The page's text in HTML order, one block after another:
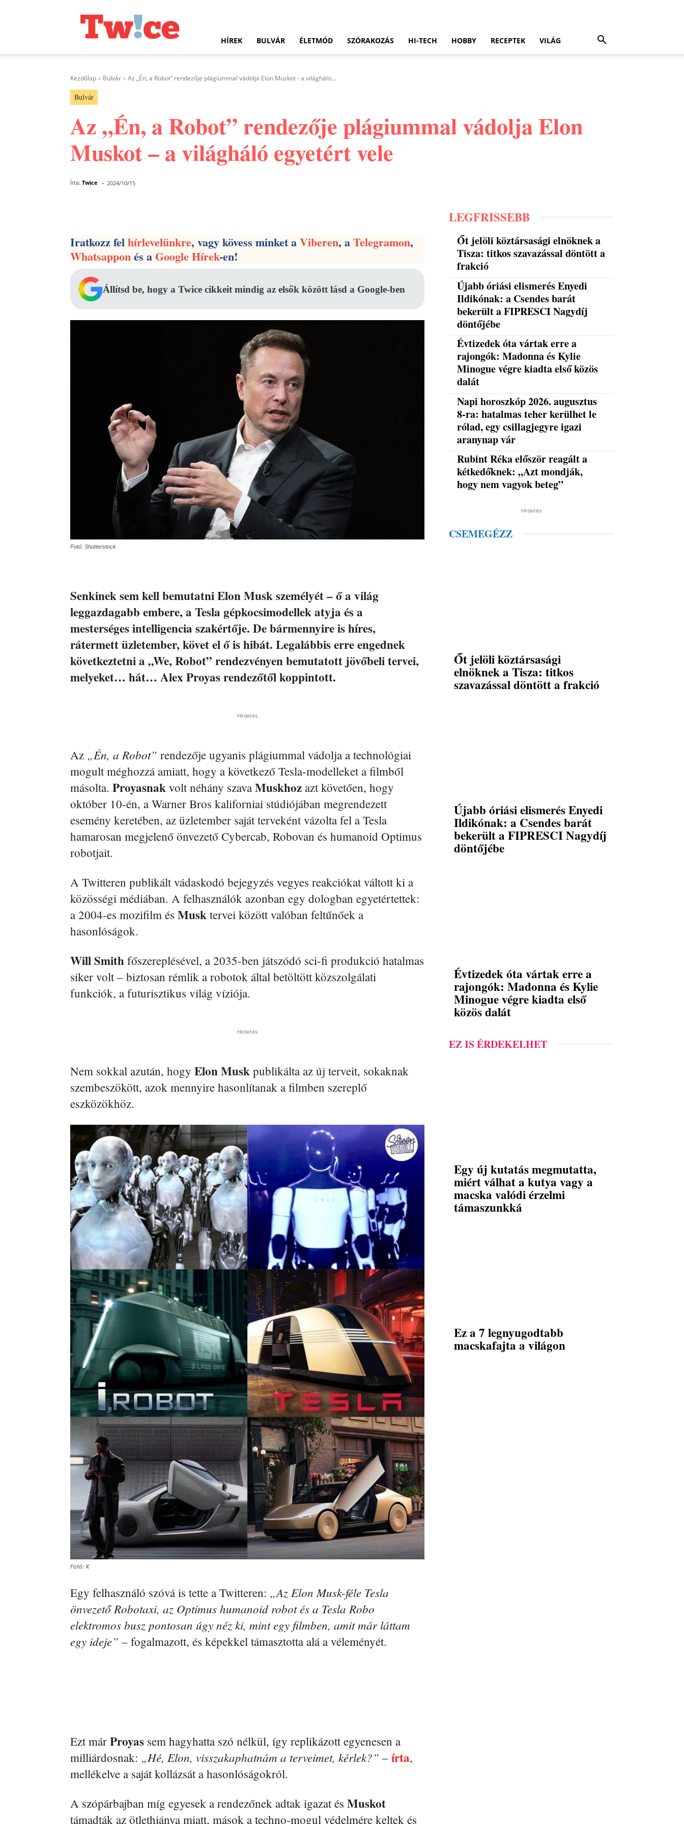
HÍREK BULVÁR ÉLETMÓD SZÓRAKOZÁS HI-TECH HOBBY RECEPTEK VILÁG
Kezdőlap Bulvár Az „Én, a Robot” rendezője plágiummal vádolja Elon Muskot - a világháló...
Bulvár
Az „Én, a Robot” rendezője plágiummal vádolja Elon
Muskot – a világháló egyetért vele
Írta: Twice - 2024/10/15
Iratkozz felhírlevelünkre, vagy kövess minket aViberen, aTelegramon,
Whatsapponés aGoogle Hírek-en!
Állítsd be, hogy a Twice cikkeit mindig az elsők között lásd a Google-ben
Fotó: Shutterstock
Senkinek sem kell bemutatni Elon Musk személyét – ő a világ
leggazdagabb embere, a Tesla gépkocsimodellek atyja és a
mesterséges intelligencia szakértője. De bármennyire is híres,
rátermett üzletember, követ el ő is hibát. Legalábbis erre engednek
következtetni a „We, Robot” rendezvényen bemutatott jövőbeli tervei,
melyeket… hát… Alex Proyas rendezőtől koppintott.
Hirdetés
Az „Én, a Robot” rendezője ugyanis plágiummal vádolja a technológiai
mogult méghozzá amiatt, hogy a következő Tesla-modelleket a filmből
másolta. Proyasnak volt néhány szava Muskhoz azt követően, hogy
október 10-én, a Warner Bros kaliforniai stúdiójában megrendezett
esemény keretében, az üzletember saját terveként vázolta fel a Tesla
hamarosan megjelenő önvezető Cybercab, Robovan és humanoid Optimus
robotjait.
A Twitteren publikált vádaskodó bejegyzés vegyes reakciókat váltott ki a
közösségi médiában. A felhasználók azonban egy dologban egyetértettek:
a 2004-es mozifilm és Musk tervei között valóban feltűnőek a
hasonlóságok.
Will Smith főszereplésével, a 2035-ben játszódó sci-fi produkció hatalmas
siker volt – biztosan rémlik a robotok által betöltött közszolgálati
funkciók, a futurisztikus világ víziója.
Hirdetés
Nem sokkal azután, hogy Elon Musk publikálta az új terveit, sokaknak
szembeszökött, azok mennyire hasonlítanak a filmben szereplő
eszközökhöz.
Fotó: X
Egy felhasználó szóvá is tette a Twitteren: „Az Elon Musk-féle Tesla
önvezető Robotaxi, az Optimus humanoid robot és a Tesla Robo
elektromos busz pontosan úgy néz ki, mint egy filmben, amit már láttam
egy ideje” – fogalmazott, és képekkel támasztotta alá a véleményét.
Ezt már Proyas sem hagyhatta szó nélkül, így replikázott egyenesen a
milliárdosnak: „Hé, Elon, visszakaphatnám a terveimet, kérlek?” – írta,
mellékelve a saját kollázsát a hasonlóságokról.
A szópárbajban míg egyesek a rendezőnek adtak igazat és Muskot
támadták az ötlethiánya miatt, mások a techno-mogul védelmére keltek és
LEGFRISSEBB
Őt jelöli köztársasági elnöknek a
Tisza: titkos szavazással döntött a
frakció
Újabb óriási elismerés Enyedi
Ildikónak: a Csendes barát
bekerült a FIPRESCI Nagydíj
döntőjébe
Évtizedek óta vártak erre a
rajongók: Madonna és Kylie
Minogue végre kiadta első közös
dalát
Napi horoszkóp 2026. augusztus
8-ra: hatalmas teher kerülhet le
rólad, egy csillagjegyre igazi
aranynap vár
Rubint Réka először reagált a
kétkedőknek: „Azt mondják,
hogy nem vagyok beteg”
Hirdetés
CSEMEGÉZZ
Őt jelöli köztársasági
elnöknek a Tisza: titkos
szavazással döntött a frakció
Újabb óriási elismerés Enyedi
Ildikónak: a Csendes barát
bekerült a FIPRESCI Nagydíj
döntőjébe
Évtizedek óta vártak erre a
rajongók: Madonna és Kylie
Minogue végre kiadta első
közös dalát
EZ IS ÉRDEKELHET
Egy új kutatás megmutatta,
miért válhat a kutya vagy a
macska valódi érzelmi
támaszunkká
Ez a 7 legnyugodtabb
macskafajta a világon